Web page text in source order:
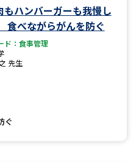
大学院の資料請求
もハンバーガーも我慢し
べながらがんを防ぐ
ド：食事管理
先生
ぐ